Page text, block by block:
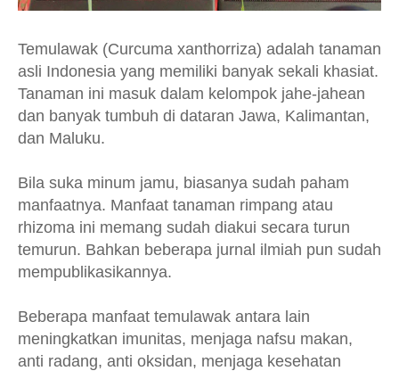
Temulawak (Curcuma xanthorriza) adalah tanaman
asli Indonesia yang memiliki banyak sekali khasiat.
Tanaman ini masuk dalam kelompok jahe-jahean
dan banyak tumbuh di dataran Jawa, Kalimantan,
dan Maluku.
Bila suka minum jamu, biasanya sudah paham
manfaatnya. Manfaat tanaman rimpang atau
rhizoma ini memang sudah diakui secara turun
temurun. Bahkan beberapa jurnal ilmiah pun sudah
mempublikasikannya.
Beberapa manfaat temulawak antara lain
meningkatkan imunitas, menjaga nafsu makan,
anti radang, anti oksidan, menjaga kesehatan